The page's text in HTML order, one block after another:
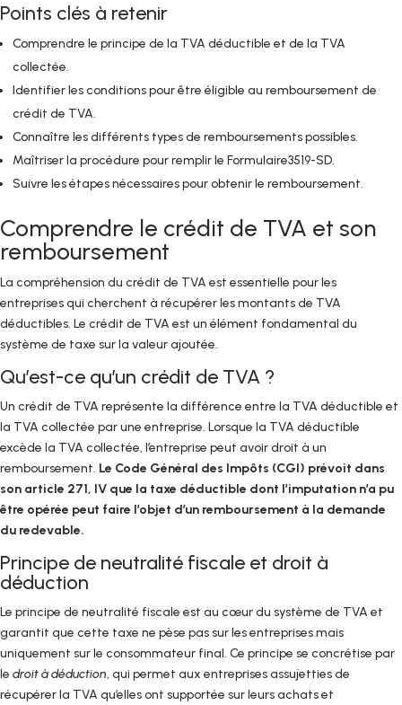
Points clés à retenir
Comprendre le principe de la TVA déductible et de la TVA
collectée.
Identifier les conditions pour être éligible au remboursement de
crédit de TVA.
Connaître les différents types de remboursements possibles.
Maîtriser la procédure pour remplir le Formulaire3519-SD.
Suivre les étapes nécessaires pour obtenir le remboursement.
Comprendre le crédit de TVA et son
remboursement
La compréhension du crédit de TVA est essentielle pour les
entreprises qui cherchent à récupérer les montants de TVA
déductibles. Le crédit de TVA est un élément fondamental du
système de taxe sur la valeur ajoutée.
Qu’est-ce qu’un crédit de TVA ?
Un crédit de TVA représente la différence entre la TVA déductible et
la TVA collectée par une entreprise. Lorsque la TVA déductible
excède la TVA collectée, l’entreprise peut avoir droit à un
remboursement. Le Code Général des Impôts (CGI) prévoit dans
son article 271, IV que la taxe déductible dont l’imputation n’a pu
être opérée peut faire l’objet d’un remboursement à la demande
du redevable.
Principe de neutralité fiscale et droit à
déduction
Le principe de neutralité fiscale est au cœur du système de TVA et
garantit que cette taxe ne pèse pas sur les entreprises mais
uniquement sur le consommateur final. Ce principe se concrétise par
le droit à déduction, qui permet aux entreprises assujetties de
récupérer la TVA qu’elles ont supportée sur leurs achats et